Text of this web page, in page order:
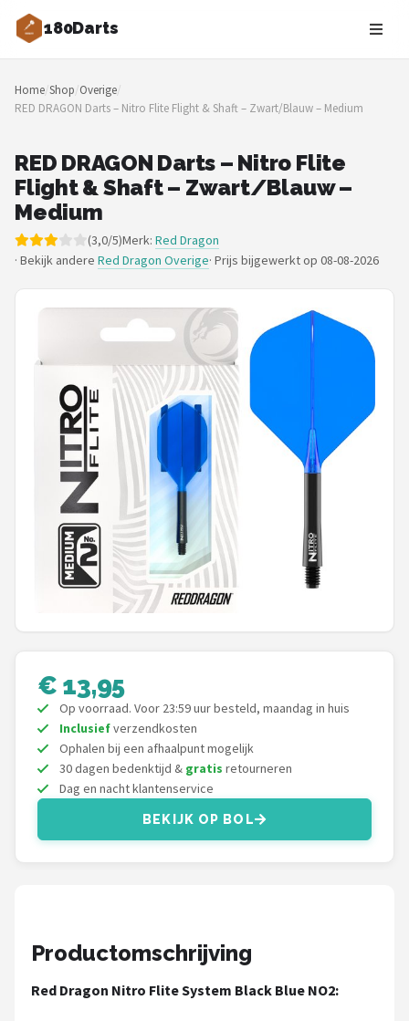
180Darts
Zoeken
NAVIGATIE
Merken
Blog
Dartspelers
Toernooien
Uitgooilijst
Dartshop
POPULAIRE MERKEN
Target
Winmau
ABC Darts
Mission
Harrows
Unicorn
Alle merken →
Home/Shop/Overige/
RED DRAGON Darts – Nitro Flite Flight & Shaft – Zwart/Blauw – Medium
RED DRAGON Darts – Nitro Flite
Flight & Shaft – Zwart/Blauw –
Medium
(3,0/5)Merk: Red Dragon
· Bekijk andere Red Dragon Overige· Prijs bijgewerkt op 08-08-2026
€ 13,95
Op voorraad. Voor 23:59 uur besteld, maandag in huis
Inclusiefverzendkosten
Ophalen bij een afhaalpunt mogelijk
30 dagen bedenktijd & gratis retourneren
Dag en nacht klantenservice
BEKIJK OP BOL
Productomschrijving
Red Dragon Nitro Flite System Black Blue NO2: